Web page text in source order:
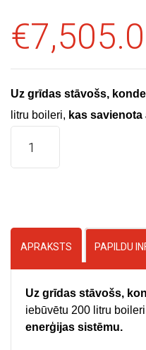
€
Uz grīdas stāvošs,
litru boileri, kas
APRAKSTS PAPILDU
Uz grīdas stāvošs,
iebūvētu 200 litru
enerģijas sistēmu.